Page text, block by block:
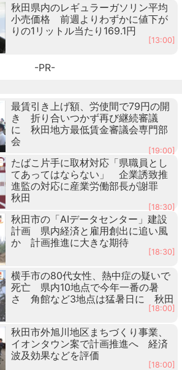
秋田県内のレギュラーガソリン平均
小売価格 前週よりわずかに値下が
りの1リットル当たり169.1円
[13:00]
-PR-
最賃引き上げ額、労使間で79円の開
き 折り合いつかず再び継続審議
に 秋田地方最低賃金審議会専門部
会
[19:00]
たばこ片手に取材対応「県職員とし
てあってはならない」 企業誘致推
進監の対応に産業労働部長が謝罪
秋田
[18:30]
秋田市の「AIデータセンター」建設
計画 県内経済と雇用創出に追い風
か 計画推進に大きな期待
[18:30]
横手市の80代女性、熱中症の疑いで
死亡 県内10地点で今年一番の暑
さ 角館など3地点は猛暑日に 秋田
[18:00]
秋田市外旭川地区まちづくり事業、
イオンタウン案で計画推進へ 経済
波及効果などを評価
[18:00]